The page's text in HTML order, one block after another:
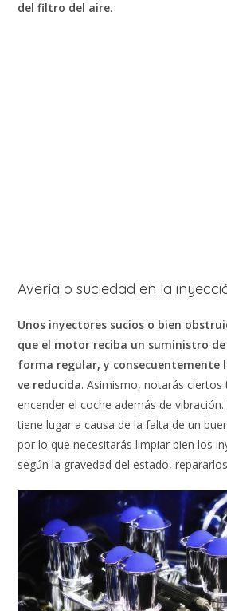
del filtro del aire.
Avería o suciedad en la
Unos inyectores sucios o bien
que el motor reciba un suministro
forma regular, y consecuentemente
ve reducida. Asimismo, notarás ciertos
encender el coche además de
tiene lugar a causa de la falta de un
por lo que necesitarás limpiar bien los
según la gravedad del estado,